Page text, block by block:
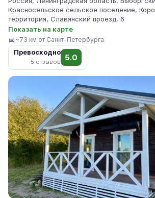
Красносельское сельское поселение,
территория, Славянский проезд, 6
Показать на карте
~73 км от Санкт-Петербурга
Превосходно
5 отзывов 5.0